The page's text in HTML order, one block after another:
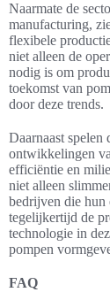
Naarmate de
manufacturing,
flexibele
niet alleen de
nodig is om
toekomst van
door deze trends.
Daarnaast
ontwikkelingen
efficiëntie en
niet alleen
bedrijven die hun
tegelijkertijd de
technologie in
pompen
FAQ